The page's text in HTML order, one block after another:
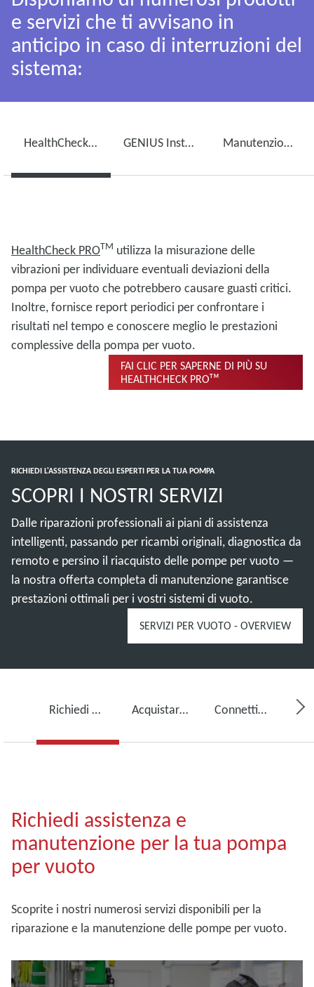
e servizi che ti avvisano in
anticipo in caso di interruzioni del
sistema:
HealthCheck PROᵀᴹ GENIUS Instant Insightsᵀᴹ Manutenzione della pompa per vuoto e ServicePlanᵀᴹ
HealthCheck PROTM utilizza la misurazione delle
vibrazioni per individuare eventuali deviazioni della
pompa per vuoto che potrebbero causare guasti critici.
Inoltre, fornisce report periodici per confrontare i
risultati nel tempo e conoscere meglio le prestazioni
complessive della pompa per vuoto.
FAI CLIC PER SAPERNE DI PIÙ SU
HEALTHCHECK PROᵀᴹ
RICHIEDI L'ASSISTENZA DEGLI ESPERTI PER LA TUA POMPA
SCOPRI I NOSTRI SERVIZI
Dalle riparazioni professionali ai piani di assistenza
intelligenti, passando per ricambi originali, diagnostica da
remoto e persino il riacquisto delle pompe per vuoto —
la nostra offerta completa di manutenzione garantisce
prestazioni ottimali per i vostri sistemi di vuoto.
SERVIZI PER VUOTO - OVERVIEW
Richiedi assistenza per la tua pompa per vuoto Acquistare olio per pompe per vuoto, ricambi e kit Connettività, monitoraggio e rilevamento
Richiedi assistenza e
manutenzione per la tua pompa
per vuoto
Scoprite i nostri numerosi servizi disponibili per la
riparazione e la manutenzione delle pompe per vuoto.